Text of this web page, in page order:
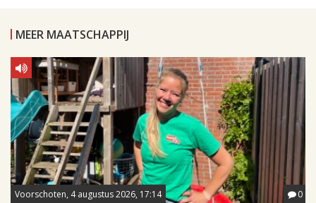
MEER MAATSCHAPPIJ
Voorschoten, 4 augustus 2026, 17:14 0